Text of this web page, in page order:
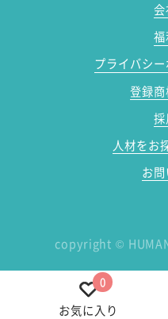
プライバシ
登録
人材をお
お
copyright ©
0
お気に入り